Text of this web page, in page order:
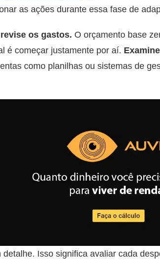
as ações durante essa fase de
os gastos. O orçamento base
é começar justamente por aí.
como planilhas ou sistemas de
Isso significa avaliar cada